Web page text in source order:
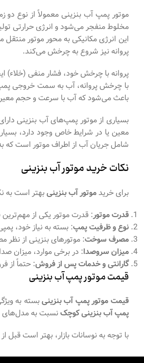
موتور پمپ آب بنزینی معمولاً از نوع
مخلوط منفجر می‌شود و انرژی حرارتی
پروانه نیز شروع به چرخش می‌کند.
پروانه با چرخش خود، فشار منفی
با چرخش پروانه، آب به سمت خروجی پمپ
باعث می‌شود که آب با سرعت و حجم
بسیاری از موتور پمپ‌های آب بنزینی
معین یا در شرایط خاص وجود دارد،
شامل جریان آب از اطراف موتور است
نکات خرید موتور آب بنزینی
برای خریدموتور آب بنزینیبهتر است به
قدرت موتور: قدرت موتور یکی از
نوع و ظرفیت پمپ: بسته به نیاز خود،
مصرف سوخت: موتورهای بنزینی از
میزان سروصدا: در برخی موارد، میزان
گارانتی و خدمات پس از فروش: حتماً از
قیمت موتور پمپ آب بنزینی
قیمت موتور پمپ آب بنزینیبسته به
پمپ آب بنزینی کوچکنسبت به مدل‌های
با توجه به نوسانات بازار، بهتر است قبل